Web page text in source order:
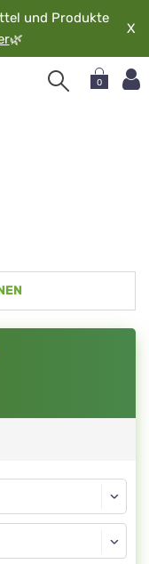
und Produkte
🌿
X
0